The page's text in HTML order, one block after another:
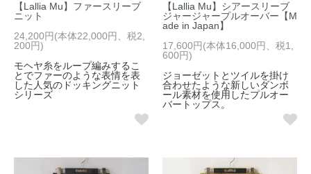
【Lallia Mu】ファースリーブ
ニット
24,200円(本体22,000円、税2,
200円)
モヘヤ糸をループ編みするこ
とでファーのような表情を表
した人気のドッキングニット
シリーズ
【Lallia Mu】シアースリーブ
ジャージャープルオーバー【M
ade in Japan】
17,600円(本体16,000円、税1,
600円)
ジョーゼットとツイルを掛け
合わせたような新しいダンボ
ール素材を使用したプルオー
バートップス。